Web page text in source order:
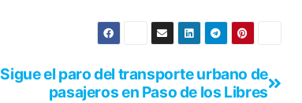
Sigue el paro del transporte urbano de
pasajeros en Paso de los Libres